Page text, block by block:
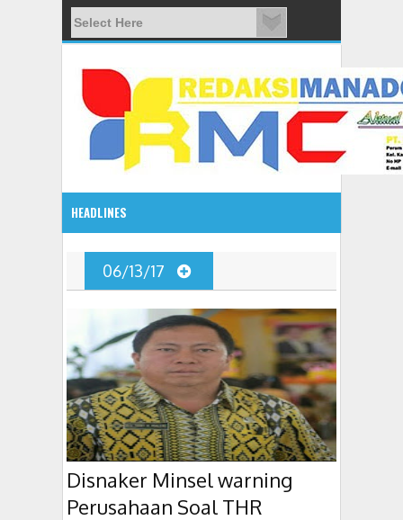
HEADLINES
08:03 AM
ADVETORIAL JONRU GANTIKAN MONO PIMPIN DPRD
06/13/17
Disnaker Minsel warning
Perusahaan Soal THR